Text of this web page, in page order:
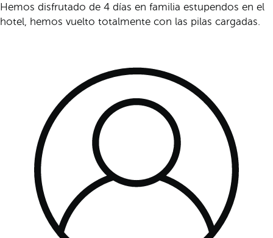
Hemos disfrutado de 4 días en familia estupendos en el
hotel, hemos vuelto totalmente con las pilas cargadas.